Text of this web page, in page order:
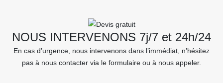
NOUS INTERVENONS 7j/7 et 24h/24
En cas d’urgence, nous intervenons dans l’immédiat, n’hésitez
pas à nous contacter via le formulaire ou à nous appeler.